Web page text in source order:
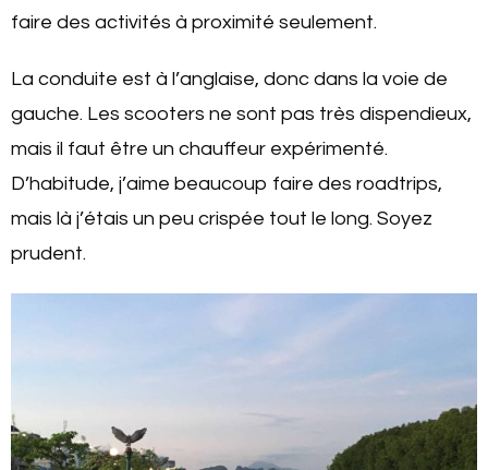
faire des activités à proximité seulement.
La conduite est à l’anglaise, donc dans la voie de
gauche. Les scooters ne sont pas très dispendieux,
mais il faut être un chauffeur expérimenté.
D’habitude, j’aime beaucoup faire des roadtrips,
mais là j’étais un peu crispée tout le long. Soyez
prudent.